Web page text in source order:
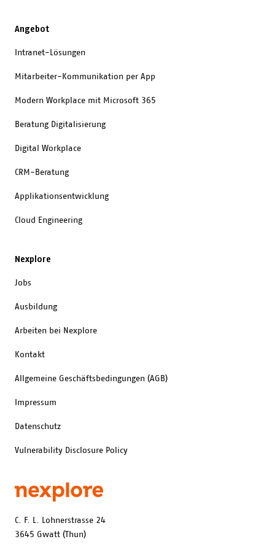
C. F. L. Lohnerstrasse 24
3645 Gwatt (Thun)
Angebot
Intranet-Lösungen
Mitarbeiter-Kommunikation per App
Modern Workplace mit Microsoft 365
Beratung Digitalisierung
Digital Workplace
CRM-Beratung
Applikationsentwicklung
Cloud Engineering
Nexplore
Jobs
Ausbildung
Arbeiten bei Nexplore
Kontakt
Allgemeine Geschäftsbedingungen (AGB)
Impressum
Datenschutz
Vulnerability Disclosure Policy